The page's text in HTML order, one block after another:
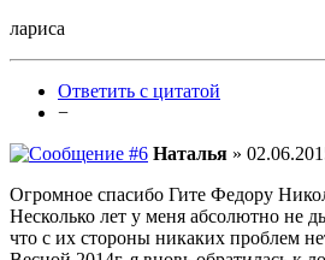
лариса
Ответить с цитатой
−
Наталья »
Огромное спасибо Гите Федору
Несколько лет у меня абсолютно не
что с их стороны никаких проблем